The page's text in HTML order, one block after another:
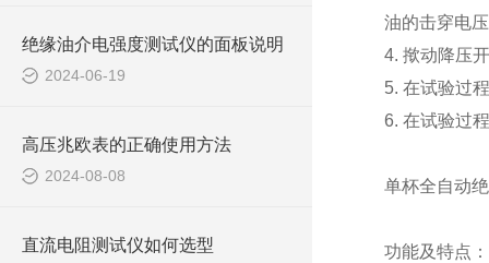
绝缘油介电强度测试仪的面板说明
2024-06-19
高压兆欧表的正确使用方法
2024-08-08
直流电阻测试仪如何选型
油的击穿电
4. 揿动降压
5. 在试验过
6. 在试验过
单杯全自动
功能及特点：